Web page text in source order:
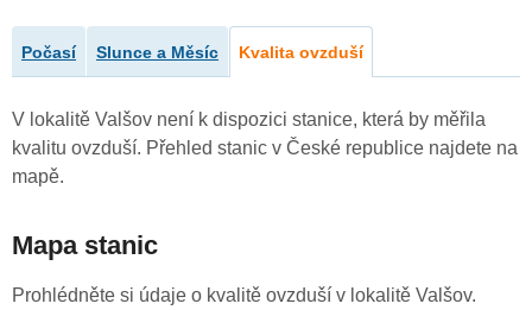
Počasí Slunce a Měsíc Kvalita ovzduší
V lokalitě Valšov není k dispozici stanice, která by měřila
kvalitu ovzduší. Přehled stanic v České republice najdete na
mapě.
Mapa stanic
Prohlédněte si údaje o kvalitě ovzduší v lokalitě Valšov.